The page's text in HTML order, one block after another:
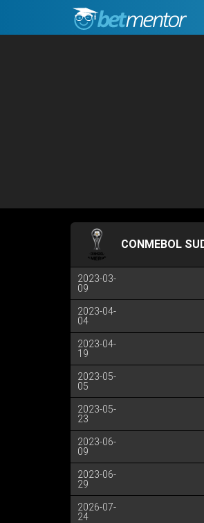
CONMEBOL
2023-03-
09
2023-04-
04
2023-04-
19
2023-05-
05
2023-05-
23
2023-06-
09
2023-06-
29
2026-07-
24